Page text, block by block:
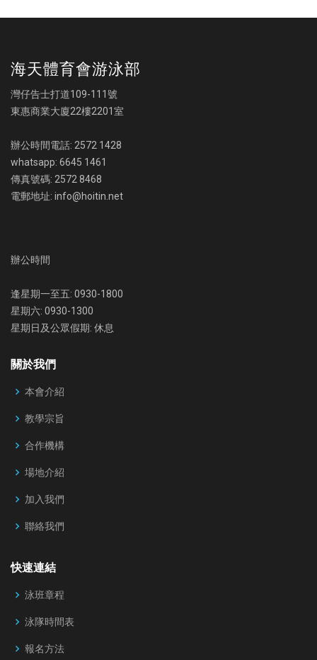
海天體育會游泳部
灣仔告士打道109-111號
東惠商業大廈22樓2201室
辦公時間電話: 2572 1428
whatsapp: 6645 1461
傳真號碼: 2572 8468
電郵地址: info@hoitin.net
辦公時間
逢星期一至五: 0930-1800
星期六: 0930-1300
星期日及公眾假期: 休息
關於我們
本會介紹
教學宗旨
合作機構
場地介紹
加入我們
聯絡我們
快速連結
泳班章程
泳隊時間表
報名方法